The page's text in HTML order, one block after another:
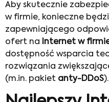
Aby skutecznie
w firmie, konieczne
zapewniającego
ofert na
Internet w
dostępność wsparcia
rozwiązania
(m.in. pakiet anty-DDoS).